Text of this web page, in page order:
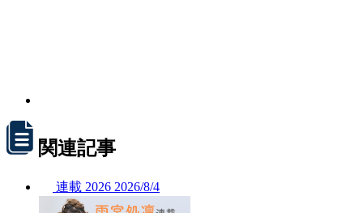
関連記事
連載 2026 2026/8/4